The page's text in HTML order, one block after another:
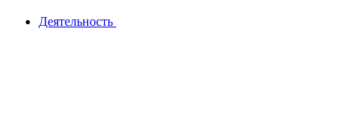
Деятельность